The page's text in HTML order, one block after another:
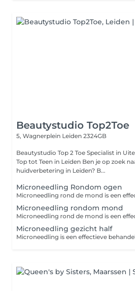
Beautystudio Top2Toe
5, Wagnerplein Leiden 2324GB
Beautystudio Top 2 Toe Specialist in Uiterlijke verzorging van
Top tot Teen in Leiden Ben je op zoek naar professionele
huidverbetering in Leiden? B...
Microneedling Rondom ogen
Microneedling rondom mond
Microneedling gezicht half